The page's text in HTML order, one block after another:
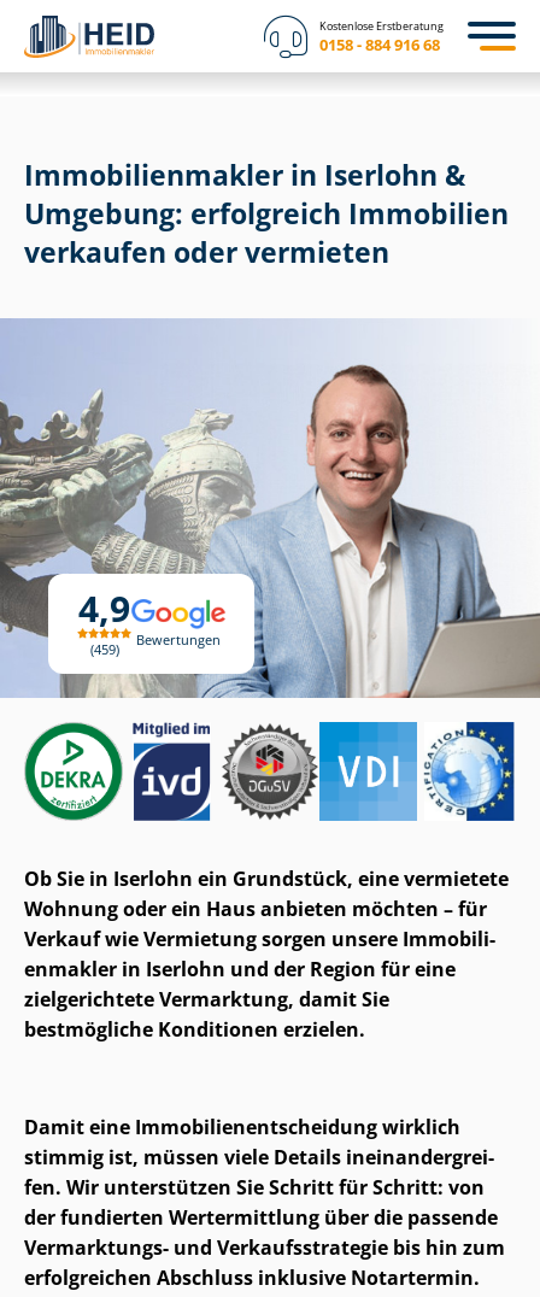
Kostenlose Erstberatung
0158 - 884 916 68
4,9
459
Bewertungen
Im­mo­bi­li­en­mak­ler in Iserlohn &
Umgebung: erfolgreich Immobilien
verkaufen oder vermieten
Ob Sie in Iserlohn ein Grundstück, eine vermietete
Wohnung oder ein Haus anbieten möchten – für
Verkauf wie Vermietung sorgen unsere Im­mo­bi­li­
en­mak­ler in Iserlohn und der Region für eine
zielgerichtete Vermarktung, damit Sie
bestmögliche Konditionen erzielen.
Damit eine Im­mo­bi­li­en­ent­schei­dung wirklich
stimmig ist, müssen viele Details in­ein­an­der­grei­
fen. Wir unterstützen Sie Schritt für Schritt: von
der fundierten Wertermittlung über die passende
Vermarktungs- und Ver­kaufs­stra­te­gie bis hin zum
erfolgreichen Abschluss inklusive Notartermin.